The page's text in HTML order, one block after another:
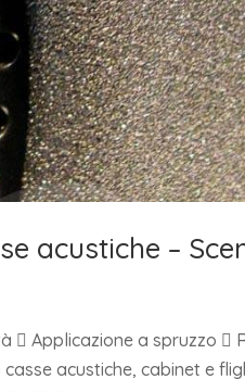
acustiche –
 Applicazione a spruzzo 
casse acustiche, cabinet e